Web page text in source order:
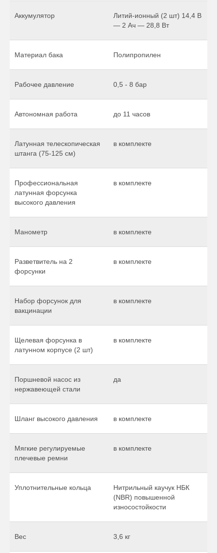
Аккумулятор
Литий-ионный (2 шт) 14,4 В
— 2 Ач — 28,8 Вт
Материал бака Полипропилен
Рабочее давление 0,5 - 8 бар
Автономная работа до 11 часов
Латунная телескопическая
штанга (75-125 см)
в комплекте
Профессиональная
латунная форсунка
высокого давления
в комплекте
Манометр в комплекте
Разветвитель на 2
форсунки
в комплекте
Набор форсунок для
вакцинации
в комплекте
Щелевая форсунка в
латунном корпусе (2 шт)
в комплекте
Поршневой насос из
нержавеющей стали
да
Шланг высокого давления в комплекте
Мягкие регулируемые
плечевые ремни
в комплекте
Уплотнительные кольца
Нитрильный каучук НБК
(NBR) повышенной
износостойкости
Вес 3,6 кг